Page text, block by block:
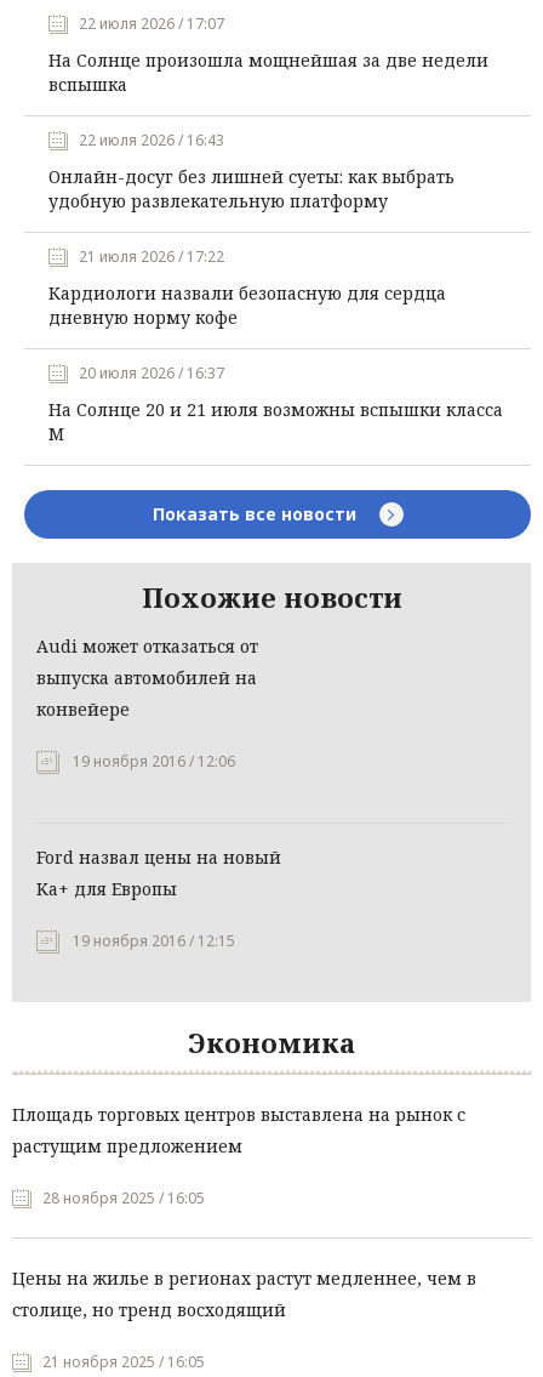
22 июля 2026 / 17:07
На Солнце произошла мощнейшая за две недели
вспышка
22 июля 2026 / 16:43
Онлайн-досуг без лишней суеты: как выбрать
удобную развлекательную платформу
21 июля 2026 / 17:22
Кардиологи назвали безопасную для сердца
дневную норму кофе
20 июля 2026 / 16:37
На Солнце 20 и 21 июля возможны вспышки класса
М
Показать все новости
Похожие новости
Audi может отказаться от
выпуска автомобилей на
конвейере
19 ноября 2016 / 12:06
Ford назвал цены на новый
Ka+ для Европы
19 ноября 2016 / 12:15
Экономика
Площадь торговых центров выставлена на рынок с
растущим предложением
28 ноября 2025 / 16:05
Цены на жилье в регионах растут медленнее, чем в
столице, но тренд восходящий
21 ноября 2025 / 16:05